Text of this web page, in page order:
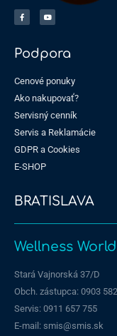
Podpora
Cenové ponuky
Ako nakupovať?
Servisný cenník
Servis a Reklamácie
GDPR a Cookies
E-SHOP
BRATISLAVA
Wellness World
Stará Vajnorská 37/D
Obch. zástupca: 0903
Servis: 0911 657 755
E-mail: smis@smis.sk